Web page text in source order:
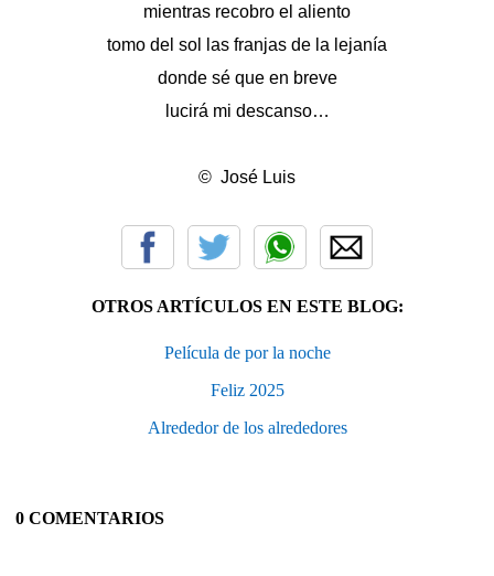
mientras recobro el aliento
tomo del sol las franjas de la lejanía
donde sé que en breve
lucirá mi descanso…
© José Luis
OTROS ARTÍCULOS EN ESTE BLOG:
Película de por la noche
Feliz 2025
Alrededor de los alrededores
0 COMENTARIOS